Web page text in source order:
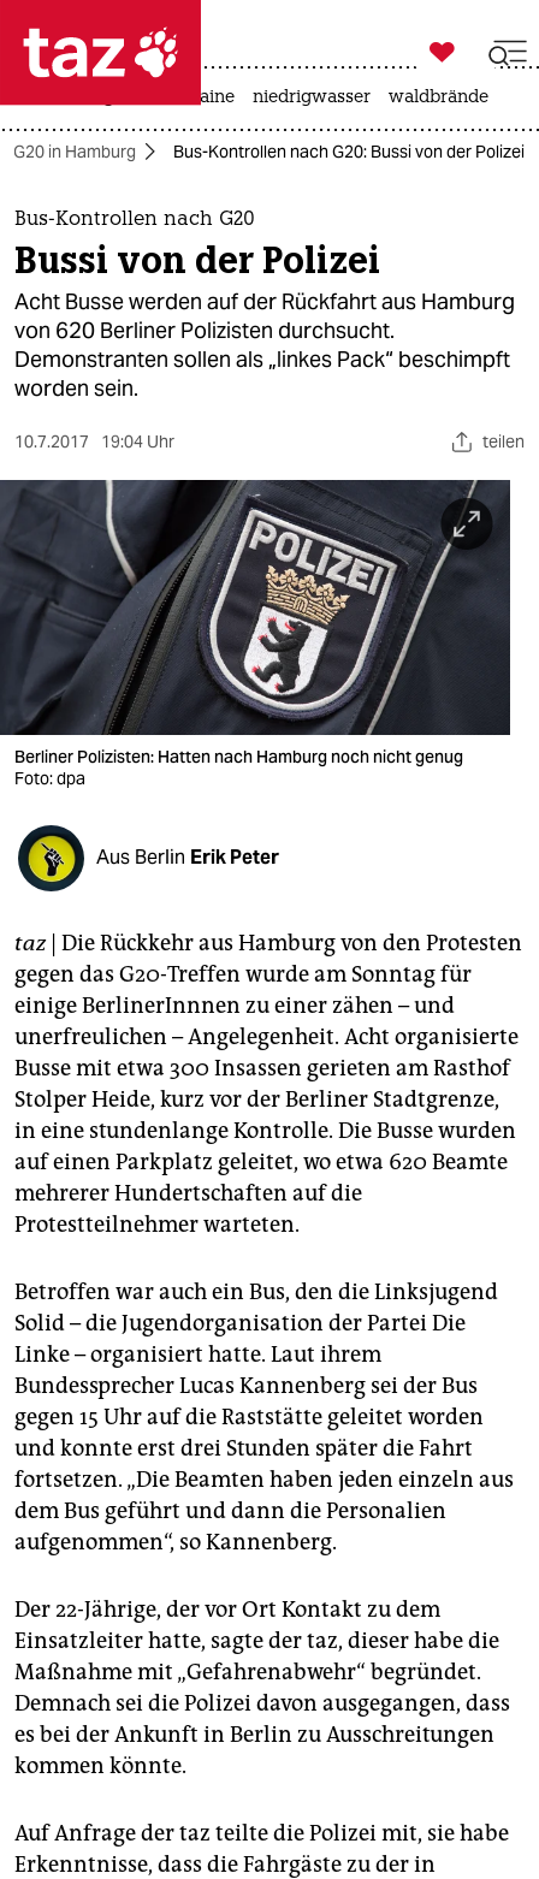
 taz zahl ich
taz zahl ich
themen
politik
öko
gesellschaft
kultur
sport
berlin
nord
wahrheit
verlag
verlag
shop
fragen & hilfe
unterstützen
abo
genossenschaft
epaper login

taz zahl ich
krieg in der ukraine niedrigwasser waldbrände
G20 in Hamburg Bus-Kontrollen nach G20: Bussi von der Polizei
Bus-Kontrollen nach G20
Bussi von der Polizei
Acht Busse werden auf der Rückfahrt aus Hamburg
von 620 Berliner Polizisten durchsucht.
Demonstranten sollen als „linkes Pack“ beschimpft
worden sein.
10.7.2017 19:04 Uhr teilen
Berliner Polizisten: Hatten nach Hamburg noch nicht genug
Foto: dpa
Aus Berlin Erik Peter
taz| Die Rückkehr aus Hamburg von den Protesten
gegen das G20-Treffen wurde am Sonntag für
einige BerlinerInnnen zu einer zähen – und
unerfreulichen – Angelegenheit. Acht organisierte
Busse mit etwa 300 Insassen gerieten am Rasthof
Stolper Heide, kurz vor der Berliner Stadtgrenze,
in eine stundenlange Kontrolle. Die Busse wurden
auf einen Parkplatz geleitet, wo etwa 620 Beamte
mehrerer Hundertschaften auf die
Protestteilnehmer warteten.
Betroffen war auch ein Bus, den die Linksjugend
Solid – die Jugendorganisation der Partei Die
Linke – organisiert hatte. Laut ihrem
Bundessprecher Lucas Kannenberg sei der Bus
gegen 15 Uhr auf die Raststätte geleitet worden
und konnte erst drei Stunden später die Fahrt
fortsetzen. „Die Beamten haben jeden einzeln aus
dem Bus geführt und dann die Personalien
aufgenommen“, so Kannenberg.
Der 22-Jährige, der vor Ort Kontakt zu dem
Einsatzleiter hatte, sagte der taz, dieser habe die
Maßnahme mit „Gefahrenabwehr“ begründet.
Demnach sei die Polizei davon ausgegangen, dass
es bei der Ankunft in Berlin zu Ausschreitungen
kommen könnte.
Auf Anfrage der taz teilte die Polizei mit, sie habe
Erkenntnisse, dass die Fahrgäste zu der in